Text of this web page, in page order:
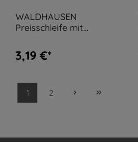
WALDHAUSEN
Preisschleife mit
3,19 €*
1 2